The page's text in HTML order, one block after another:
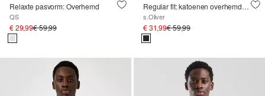
Relaxte pasvorm: Overhemd
QS
€ 29,99€ 59,99
Regular fit: katoenen overhemd in een wol gemêleerde look
s.Oliver
€ 31,99€ 59,99